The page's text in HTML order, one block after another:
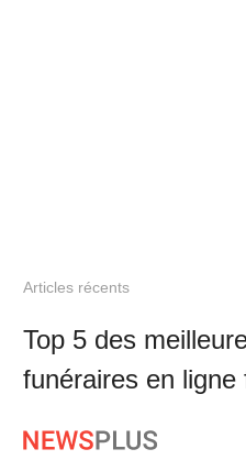
Articles récents
Top 5 des
funéraires en ligne